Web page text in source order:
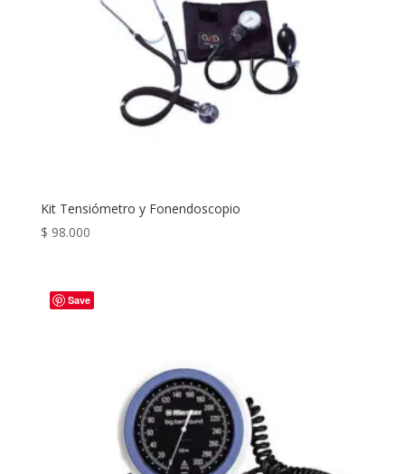
Kit Tensiómetro y Fonendoscopio
$ 98.000
Save